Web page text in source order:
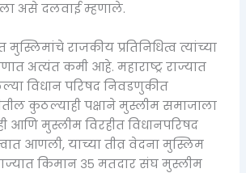
असे दलवाई म्हणाले.
राजकीय प्रतिनिधित्व त्यांच्या
अत्यंत कमी आहे. महाराष्ट्र राज्यात
विधान परिषद निवडणुकीत
कुठल्याही पक्षाने मुस्लीम समाजाला
आणि मुस्लीम विरहीत विधानपरिषद
आणली, याच्या तीव्र वेदना मुस्लिम
किमान ३५ मतदार संघ मुस्लीम